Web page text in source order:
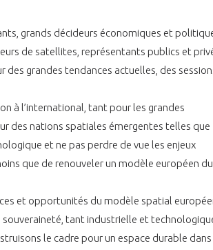
grands décideurs économiques et
de satellites, représentants publics et
des grandes tendances actuelles, des
à l’international, tant pour les grandes
des nations spatiales émergentes telles que
et ne pas perdre de vue les enjeux
que de renouveler un modèle européen du
et opportunités du modèle spatial
souveraineté, tant industrielle et
le cadre pour un espace durable dans
PAS ENCORE
VOUS ÊTES UN